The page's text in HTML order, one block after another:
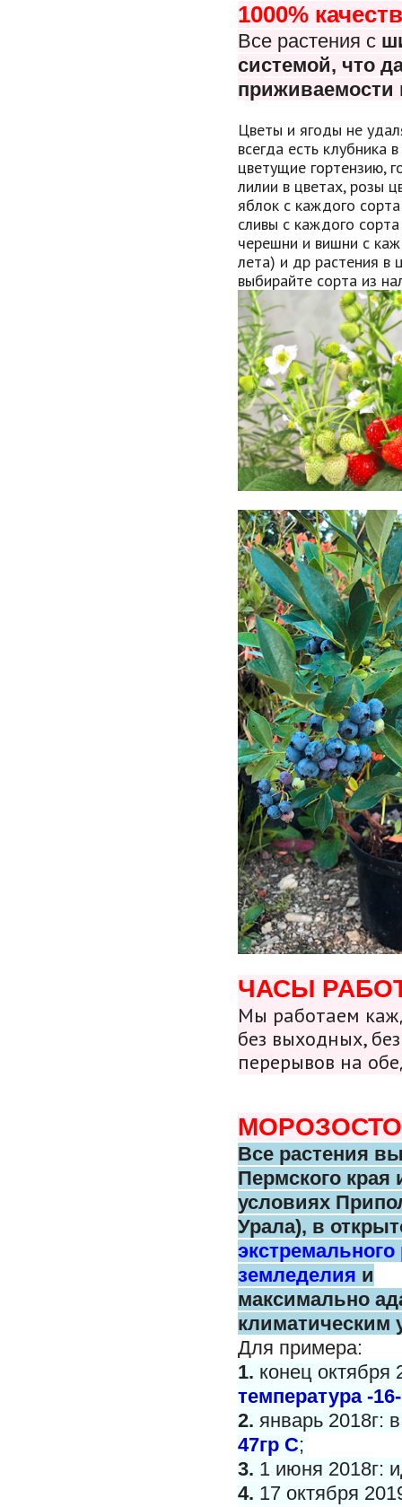
1000%
Все растения с
системой, что
приживаемости
Цветы и ягоды не
всегда есть клубника
цветущие гортензию,
лилии в цветах, розы
яблок с каждого
сливы с каждого
черешни и вишни с
лета) и др растения в
выбирайте сорта из
ЧАСЫ
Мы работаем
без выходных,
перерывов на
Все растения
Пермского края
условиях
Урала), в
экстремального
земледелия и
максимально
климатическим
Для примера:
1. конец октября
температура -
2. январь 2018г:
47гр С;
3. 1 июня 2018г:
4. 17 октября